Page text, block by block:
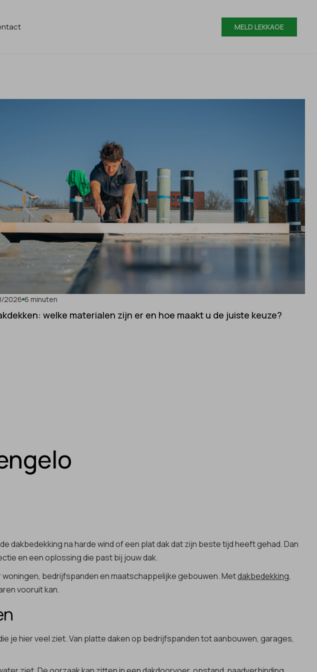
MELD LEKKAGE
2026 6 minuten
welke materialen zijn er en hoe maakt u de juiste keuze?
dakbedekking na harde wind of een plat dak dat zijn beste tijd heeft gehad. Dan
en een oplossing die past bij jouw dak.
bedrijfspanden en maatschappelijke gebouwen. Metdakbedekking,
vooruit kan.
je hier veel ziet. Van platte daken op bedrijfspanden tot aanbouwen, garages,